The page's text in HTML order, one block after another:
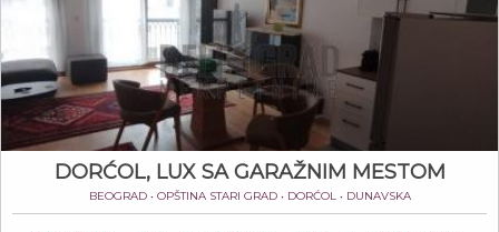
DORĆOL, LUX SA GARAŽNIM MESTOM
BEOGRAD • OPŠTINA STARI GRAD • DORĆOL • DUNAVSKA